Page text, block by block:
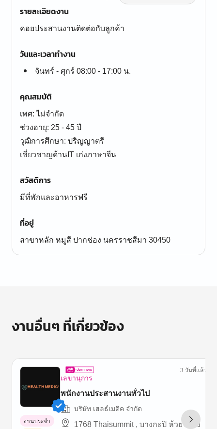
รายละเอียดงาน
คอยประสานงานติดต่อกับลูกค้า
วันและเวลาทำงาน
จันทร์ - ศุกร์ 08:00 - 17:00 น.
คุณสมบัติ
เพศ: ไม่จำกัด
ช่วงอายุ: 25 - 45 ปี
วุฒิการศึกษา: ปริญญาตรี
เชี่ยวชาญด้านIT เก่งภาษาจีน
สวัสดิการ
มีที่พักและอาหารฟรี
ที่อยู่
สาขาหลัก หมูสี ปากช่อง นครราชสีมา 30450
งานอื่นๆ ที่เกี่ยวข้อง
เลขานุการ
3 วันที่แล้ว
พนักงานประสานงานทั่วไป
บริษัท เฮลธ์เมดิค จํากัด
1768 Thaisummit , บางกะปิ ห้วยขวาง
งานประจำ